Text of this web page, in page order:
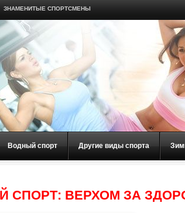
ЗНАМЕНИТЫЕ СПОРТСМЕНЫ
Водный спорт Другие виды спорта
СПОРТ: ВЕРХОМ ЗА